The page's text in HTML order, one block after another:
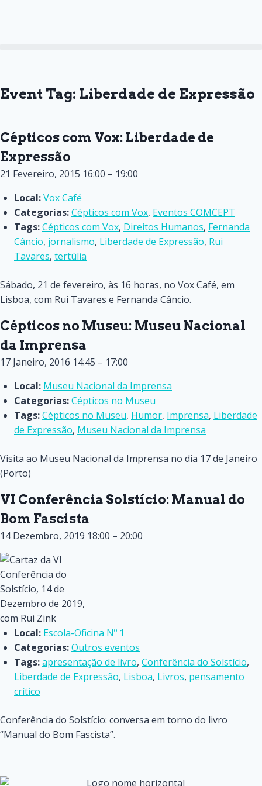
Event Tag: Liberdade de Expressão
Cépticos com Vox: Liberdade de
Expressão
21 Fevereiro, 2015 16:00 – 19:00
Local:Vox Café
Categorias:Cépticos com Vox, Eventos COMCEPT
Tags:Cépticos com Vox, Direitos Humanos, Fernanda
Câncio, jornalismo, Liberdade de Expressão, Rui
Tavares, tertúlia
Sábado, 21 de fevereiro, às 16 horas, no Vox Café, em
Lisboa, com Rui Tavares e Fernanda Câncio.
Cépticos no Museu: Museu Nacional
da Imprensa
17 Janeiro, 2016 14:45 – 17:00
Local: Museu Nacional da Imprensa
Categorias:Cépticos no Museu
Tags:Cépticos no Museu, Humor, Imprensa, Liberdade
de Expressão, Museu Nacional da Imprensa
Visita ao Museu Nacional da Imprensa no dia 17 de Janeiro
(Porto)
VI Conferência Solstício: Manual do
Bom Fascista
14 Dezembro, 2019 18:00 – 20:00
Local: Escola-Oficina Nº 1
Categorias:Outros eventos
Tags:apresentação de livro, Conferência do Solstício,
Liberdade de Expressão, Lisboa, Livros, pensamento
crítico
Conferência do Solstício: conversa em torno do livro
“Manual do Bom Fascista”.